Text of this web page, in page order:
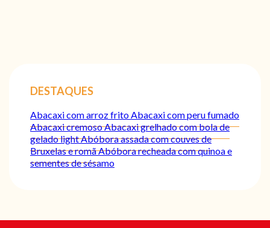
DESTAQUES
Abacaxi com arroz fritoAbacaxi com peru fumado
Abacaxi cremosoAbacaxi grelhado com bola de
gelado lightAbóbora assada com couves de
Bruxelas e romãAbóbora recheada com quinoa e
sementes de sésamo